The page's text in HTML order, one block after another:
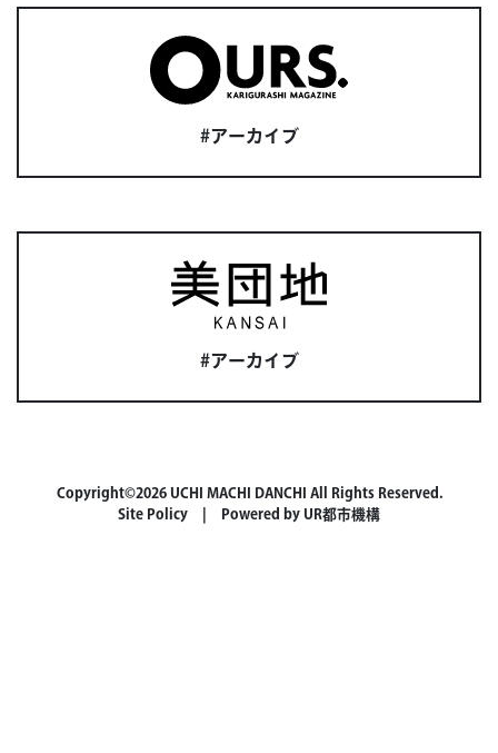
#アーカイブ
#アーカイブ
Copyright©2026 UCHI MACHI DANCHI All Rights Reserved.
Site Policy | Powered by UR都市機構